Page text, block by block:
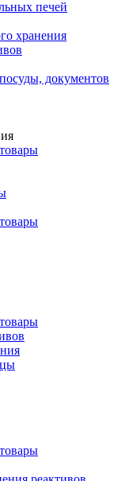
печей
хранения
документов